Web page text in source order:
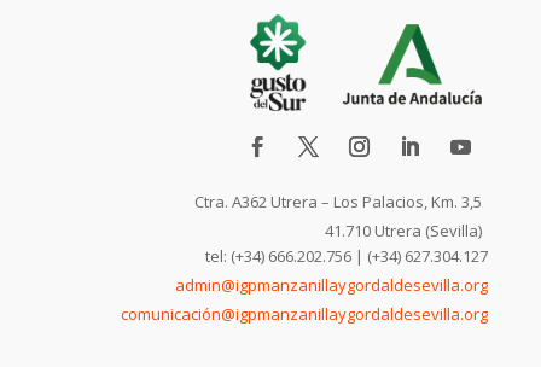
Ctra. A362 Utrera – Los Palacios, Km. 3,5
41.710 Utrera (Sevilla)
tel: (+34) 666.202.756 | (+34) 627.304.127
admin@igpmanzanillaygordaldesevilla.org
comunicación@igpmanzanillaygordaldesevilla.org